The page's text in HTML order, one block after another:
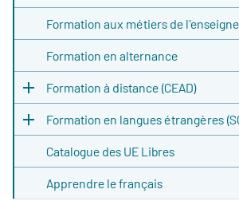
Formation aux métiers de
Formation en alternance
Formation à distance (CEAD)
Formation en langues étrangères
Catalogue des UE Libres
Apprendre le français